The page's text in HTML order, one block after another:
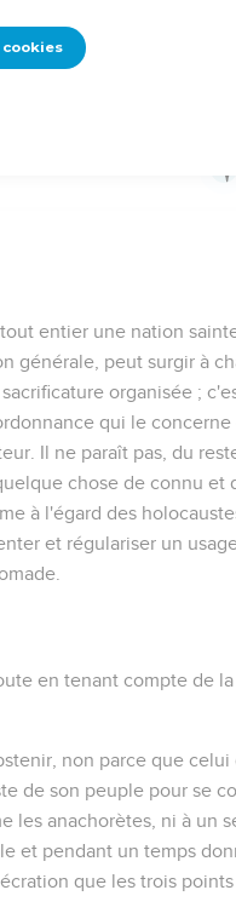
entier une nation
générale, peut surgir à
organisée ;
qui le concerne
Il ne paraît pas, du
chose de connu et
à l'égard des
et régulariser un
en tenant compte de
, non parce que
de son peuple pour se
les anachorètes, ni à un
et pendant un temps
que les trois